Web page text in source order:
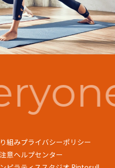
組みプライバシーポリシー
意ヘルプセンター